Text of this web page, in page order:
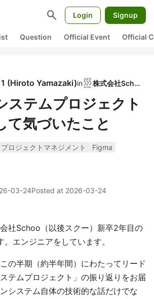
search Login Signup
Question Official Event Official
(Hiroto Yamazaki)in 株式会社Schoo
ステムプロジェクト
て気づいたこと
プロジェクトマネジメント
Figma
03-24Posted at 2026-03-24
社Schoo（以後スクー）新卒2年目の
。エンジニアをしています。
の半期（約半年間）にわたってリード
テムプロジェクト」の振り返りをお届
システム自体の技術的な話だけでな